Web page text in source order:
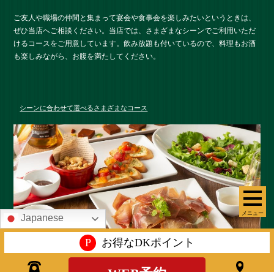
メニュー
ご友人や職場の仲間と集まって宴会や食事会を楽しみたいというときは、
ぜひ当店へご相談ください。当店では、さまざまなシーンでご利用いただ
けるコースをご用意しています。飲み放題も付いているので、料理もお酒
も楽しみながら、お腹を満たしてください。
シーンに合わせて選べるさまざまなコース
Japanese
P お得なDKポイント